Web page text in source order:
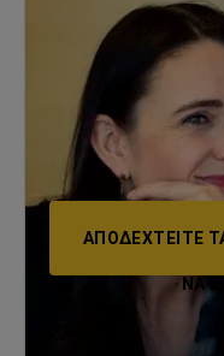
ΑΠΟΔΕΧΤΕΊΤΕ
ΝΑ